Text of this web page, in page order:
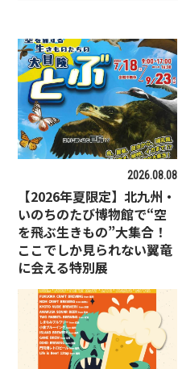
2026.08.08
【2026年夏限定】北九州・
いのちのたび博物館で“空
を飛ぶ生きもの”大集合！
ここでしか見られない翼竜
に会える特別展